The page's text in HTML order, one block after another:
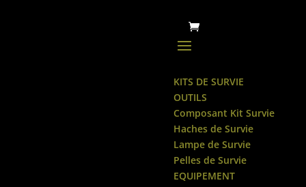
KITS DE SURVIE
OUTILS
Composant Kit Survie
Haches de Survie
Lampe de Survie
Pelles de Survie
EQUIPEMENT